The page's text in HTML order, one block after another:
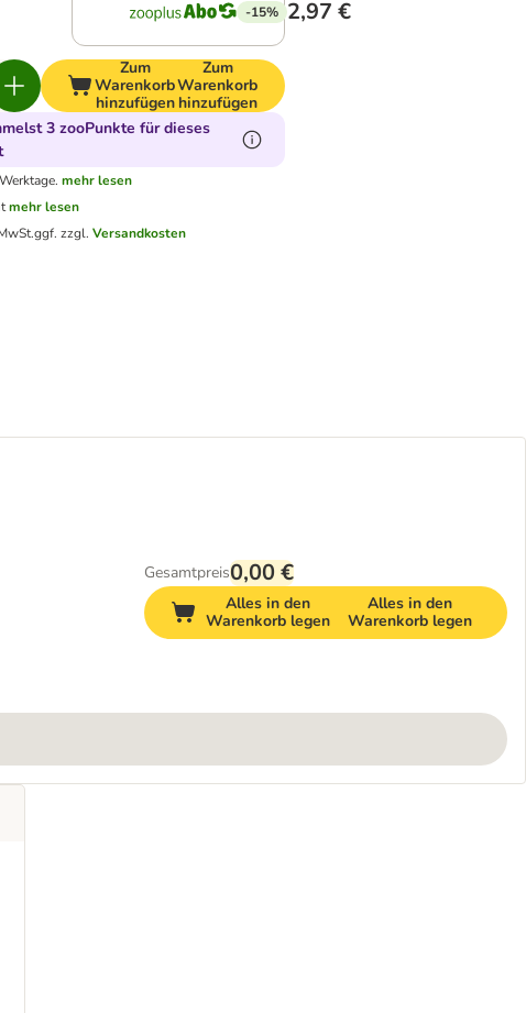
-15% 2,97 €
Zum
Warenkorb
hinzufügen
Zum
Warenkorb
hinzufügen
3 zooPunkte für dieses
mehr lesen
mehr lesen
ggf. zzgl.Versandkosten
Gesamtpreis0,00 €
Alles in den
Warenkorb legen
Alles in den
Warenkorb legen